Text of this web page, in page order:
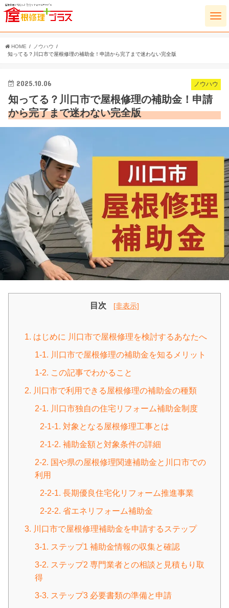
HOME
ノウハウ
知ってる？川口市で屋根修理の補助金！申請から完了まで迷わない完全版
ノウハウ
2025.10.06
知ってる？川口市で屋根修理の補助金！申請
から完了まで迷わない完全版
目次 [非表示]
1. はじめに 川口市で屋根修理を検討するあなたへ
1-1. 川口市で屋根修理の補助金を知るメリット
1-2. この記事でわかること
2. 川口市で利用できる屋根修理の補助金の種類
2-1. 川口市独自の住宅リフォーム補助金制度
2-1-1. 対象となる屋根修理工事とは
2-1-2. 補助金額と対象条件の詳細
2-2. 国や県の屋根修理関連補助金と川口市での
利用
2-2-1. 長期優良住宅化リフォーム推進事業
2-2-2. 省エネリフォーム補助金
3. 川口市で屋根修理補助金を申請するステップ
3-1. ステップ1 補助金情報の収集と確認
3-2. ステップ2 専門業者との相談と見積もり取
得
3-3. ステップ3 必要書類の準備と申請